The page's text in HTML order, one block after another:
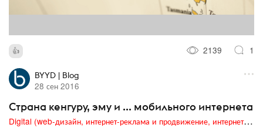
2139 1
BYYD | Blog
28 сен 2016
Страна кенгуру, эму и ... мобильного интернета
Digital (web-дизайн, интернет-реклама и продвижение, интернет-сообщества и блоги, интернет-коммуникации, мобильный маркетинг, реклама на цифровых экранах)